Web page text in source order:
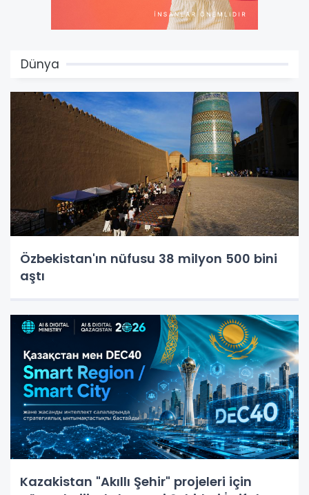
Dünya
Özbekistan'ın nüfusu 38 milyon 500 bini
aştı
Kazakistan "Akıllı Şehir" projeleri için